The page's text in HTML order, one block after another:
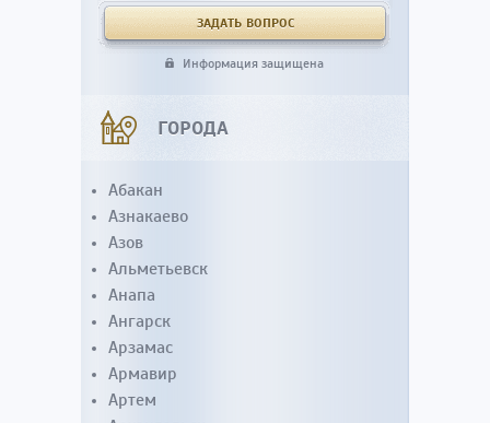
Информация защищена
ГОРОДА
Абакан
Азнакаево
Азов
Альметьевск
Анапа
Ангарск
Арзамас
Армавир
Артем